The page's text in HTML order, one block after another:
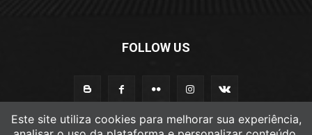
FOLLOW US
Este site utiliza cookies para melhorar sua experiência,